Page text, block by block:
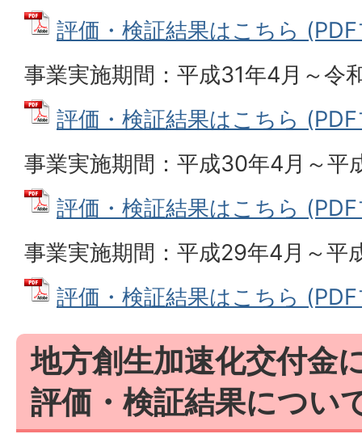
評価・検証結果はこちら
事業実施期間：平成31年4月～令
評価・検証結果はこちら
事業実施期間：平成30年4月～平
評価・検証結果はこちら
事業実施期間：平成29年4月～平
評価・検証結果はこちら
地方創生加速化交付金
評価・検証結果につい